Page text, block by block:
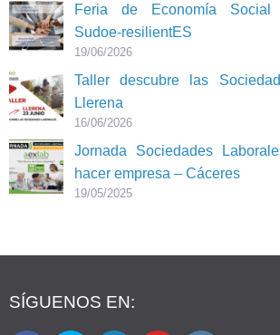
Feria de Economía Social
Sudoe-resilientES
19/06/2026
Taller descubre las
Llerena
16/06/2026
Jornada Sociedades
hacer empresa – Cáceres
19/05/2025
SÍGUENOS EN: